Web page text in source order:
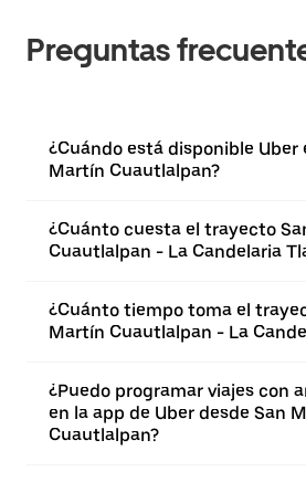
Preguntas
¿Cuándo está disponible Uber
Martín Cuautlalpan?
¿Cuánto cuesta el trayecto
Cuautlalpan - La Candelaria
¿Cuánto tiempo toma el
Martín Cuautlalpan - La
¿Puedo programar viajes con
en la app de Uber desde San
Cuautlalpan?